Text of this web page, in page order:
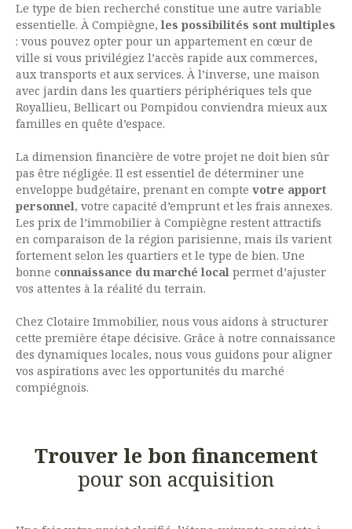
Le type de bien recherché constitue une autre variable
essentielle. À Compiègne, les possibilités sont multiples
: vous pouvez opter pour un appartement en cœur de
ville si vous privilégiez l’accès rapide aux commerces,
aux transports et aux services. À l’inverse, une maison
avec jardin dans les quartiers périphériques tels que
Royallieu, Bellicart ou Pompidou conviendra mieux aux
familles en quête d’espace.
La dimension financière de votre projet ne doit bien sûr
pas être négligée. Il est essentiel de déterminer une
enveloppe budgétaire, prenant en compte votre apport
personnel, votre capacité d’emprunt et les frais annexes.
Les prix de l’immobilier à Compiègne restent attractifs
en comparaison de la région parisienne, mais ils varient
fortement selon les quartiers et le type de bien. Une
bonne connaissance du marché local permet d’ajuster
vos attentes à la réalité du terrain.
Chez Clotaire Immobilier, nous vous aidons à structurer
cette première étape décisive. Grâce à notre connaissance
des dynamiques locales, nous vous guidons pour aligner
vos aspirations avec les opportunités du marché
compiégnois.
Trouver le bon financement
pour son acquisition